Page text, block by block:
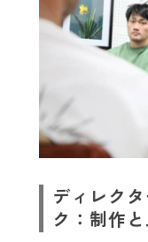
ディレク
ク：制作